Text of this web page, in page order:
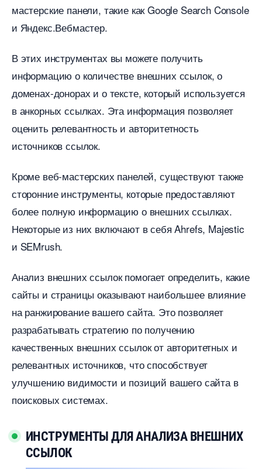
мастерские панели, такие как Google Search Console
и Яндекс.​Вебмастер.​
этих инструментах вы можете получить
информацию о количестве внешних ссылок, о
доменах-донорах и о тексте, который используется
анкорных ссылках.​ Эта информация позволяет
оценить релевантность и авторитетность
источников ссылок.​
Кроме веб-мастерских панелей, существуют также
сторонние инструменты, которые предоставляют
олее полную информацию о внешних ссылках.
Некоторые из них включают в себя Ahrefs, Majestic
и SEMrush.
Анализ внешних ссылок помогает определить, какие
сайты и страницы оказывают наибольшее влияние
на ранжирование вашего сайта. Это позволяет
разрабатывать стратегию по получению
качественных внешних ссылок от авторитетных и
релевантных источников, что способствует
улучшению видимости и позиций вашего сайта
поисковых системах.​
ИНСТРУМЕНТЫ ДЛЯ АНАЛИЗА ВНЕШНИХ
ССЫЛОК